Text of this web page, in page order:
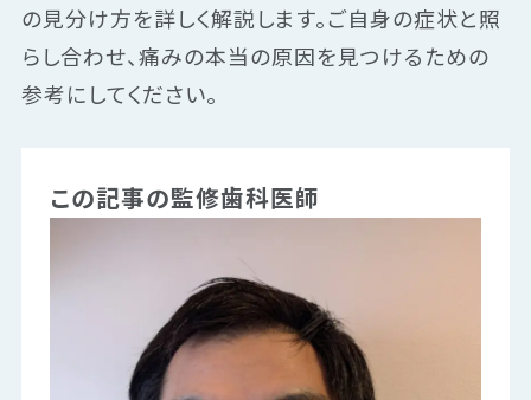
の見分け方を詳しく解説します。ご自身の症状と照
らし合わせ、痛みの本当の原因を見つけるための
参考にしてください。
この記事の監修歯科医師